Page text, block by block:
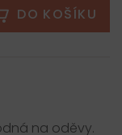
DO KOŠÍKU
na oděvy.